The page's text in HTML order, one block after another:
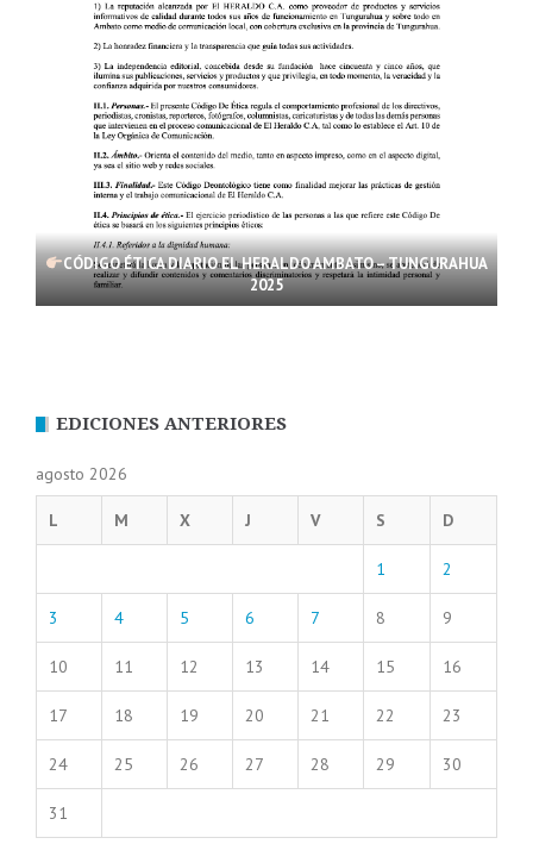
CÓDIGO ÉTICA DIARIO EL HERALDO AMBATO – TUNGURAHUA
2025
EDICIONES ANTERIORES
agosto 2026
L M X J V S D
1 2
3 4 5 6 7 8 9
10 11 12 13 14 15 16
17 18 19 20 21 22 23
24 25 26 27 28 29 30
31